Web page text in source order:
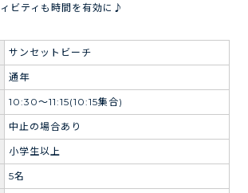
ビティも時間を有効に♪
サンセットビーチ
通年
10:30～11:15(10:15集合)
中止の場合あり
小学生以上
5名